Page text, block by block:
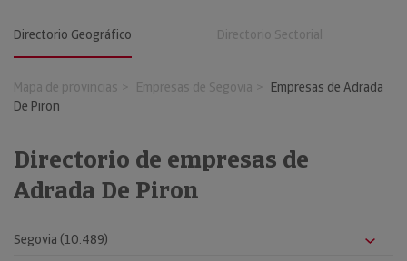
Directorio Geográfico Directorio Sectorial
Mapa de provincias Empresas de Segovia
Empresas de Adrada
De Piron
Directorio de empresas de
Adrada De Piron